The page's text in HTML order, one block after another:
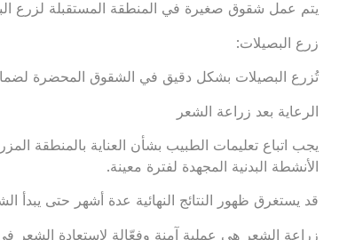
يتم عمل شقوق صغيرة في المنطقة المستقبلة لزرع
زرع البصيلات:
تُزرع البصيلات بشكل دقيق في الشقوق المحضرة
الرعاية بعد زراعة الشعر
يجب اتباع تعليمات الطبيب بشأن العناية بالمنطقة
الأنشطة البدنية المجهدة لفترة معينة.
قد يستغرق ظهور النتائج النهائية عدة أشهر حتى
زراعة الشعر هي عملية آمنة وفعّالة لاستعادة